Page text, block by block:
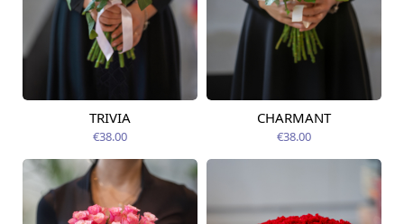
Pieejams šodien
TRIVIA
€38.00
Pieejams šodien
CHARMANT
€38.00